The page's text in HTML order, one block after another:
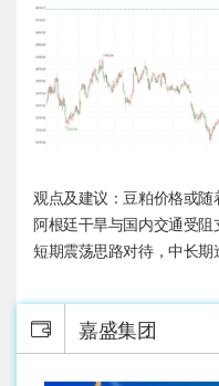
观点及建议：豆粕价格或
阿根廷干旱与国内交通受
短期震荡思路对待，中长期
嘉盛集团